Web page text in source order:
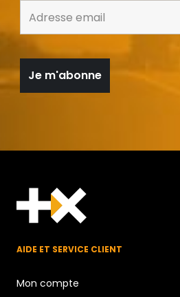
AIDE ET SERVICE CLIENT
Mon compte